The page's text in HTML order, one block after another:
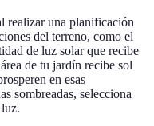
realizar una planificación
del terreno, como el
de luz solar que recibe
de tu jardín recibe sol
en esas
sombreadas, selecciona